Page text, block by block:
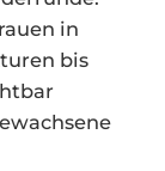
in
bis